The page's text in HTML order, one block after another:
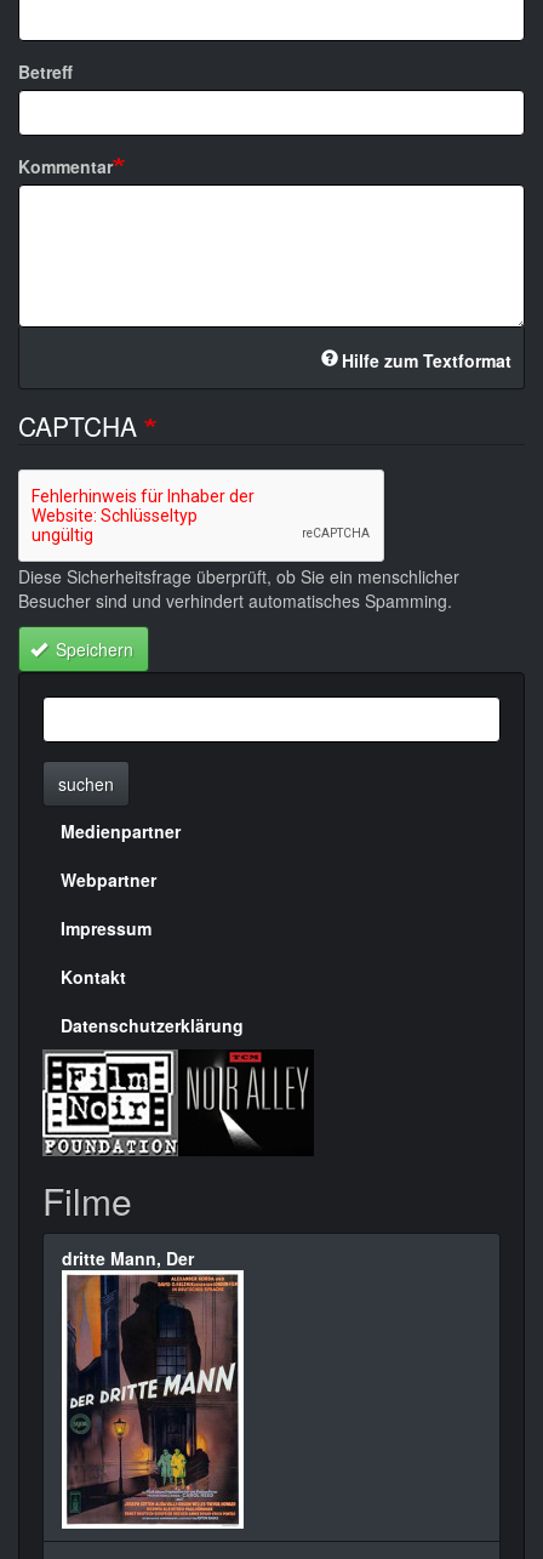
Betreff
Kommentar
Hilfe zum Textformat
CAPTCHA
Diese Sicherheitsfrage überprüft, ob Sie ein menschlicher
Besucher sind und verhindert automatisches Spamming.
Speichern
suchen
Menülinks
rechte
Seite
Medienpartner
Webpartner
Impressum
Kontakt
Datenschutzerklärung
Filme
dritte Mann, Der